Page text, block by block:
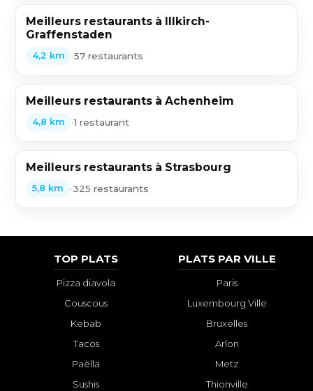
Meilleurs restaurants à Illkirch-
Graffenstaden
4,2 km •57 restaurants
Meilleurs restaurants à Achenheim
4,8 km •1 restaurant
Meilleurs restaurants à Strasbourg
5,8 km •325 restaurants
TOP PLATS
Pizza diavola
Couscous
Kebab
Tacos
Paëlla
Sushis
PLATS PAR VILLE
Paris
Luxembourg Ville
Bruxelles
Arlon
Metz
Thionville